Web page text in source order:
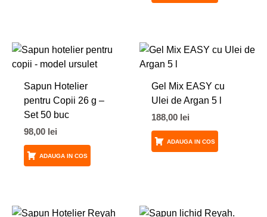
Sapun Hotelier
pentru Copii 26 g –
Set 50 buc
98,00 lei
ADAUGA IN COS
Gel Mix EASY cu
Ulei de Argan 5 l
188,00 lei
ADAUGA IN COS